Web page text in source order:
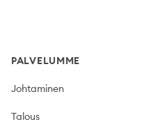
PALVELUMME
Johtaminen
Talous